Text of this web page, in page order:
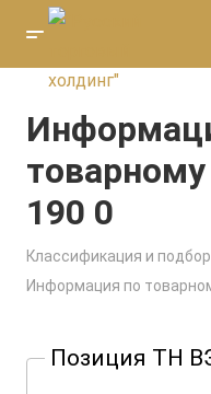
190 0
Классификация и
Информация по
Позиция ТН